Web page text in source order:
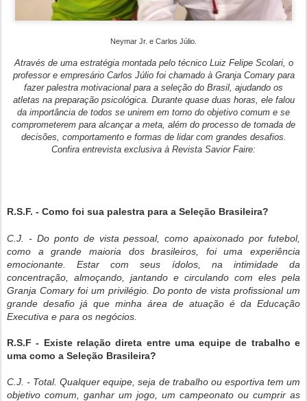
Neymar Jr. e Carlos Júlio.
Através de uma estratégia montada pelo técnico Luiz Felipe Scolari, o
professor e empresário Carlos Júlio foi chamado à Granja Comary para
fazer palestra motivacional para a seleção do Brasil, ajudando os
atletas na preparação psicológica. Durante quase duas horas, ele falou
da importância de todos se unirem em torno do objetivo comum e se
comprometerem para alcançar a meta, além do processo de tomada de
decisões, comportamento e formas de lidar com grandes desafios.
Confira entrevista exclusiva à Revista Savior Faire:
R.S.F. - Como foi sua palestra para a Seleção Brasileira?
C.J. - Do ponto de vista pessoal, como apaixonado por futebol,
como a grande maioria dos brasileiros, foi uma experiência
emocionante. Estar com seus ídolos, na intimidade da
concentração, almoçando, jantando e circulando com eles pela
Granja Comary foi um privilégio. Do ponto de vista profissional um
grande desafio já que minha área de atuação é da Educação
Executiva e para os negócios.
R.S.F - Existe relação direta entre uma equipe de trabalho e
uma como a Seleção Brasileira?
C.J. - Total. Qualquer equipe, seja de trabalho ou esportiva tem um
objetivo comum, ganhar um jogo, um campeonato ou cumprir as